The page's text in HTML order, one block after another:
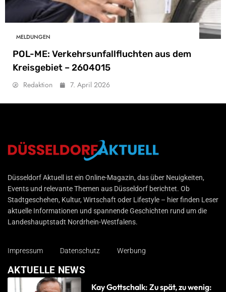
MELDUNGEN
POL-ME: Verkehrsunfallfluchten aus dem
Kreisgebiet – 2604015
Redaktion 7. April 2026
Düsseldorf Aktuell
Düsseldorf Aktuell ist ein Online-Magazin, das über Neuigkeiten,
Events und relevante Themen aus Düsseldorf berichtet. Ob
Stadtgeschehen, Kultur, Wirtschaft oder Lifestyle – hier finden Leser
aktuelle Informationen und spannende Geschichten rund um die
Landeshauptstadt Nordrhein-Westfalens.
Impressum Datenschutz Werbung
AKTUELLE NEWS
Kay Gottschalk: Zu spät, zu wenig: